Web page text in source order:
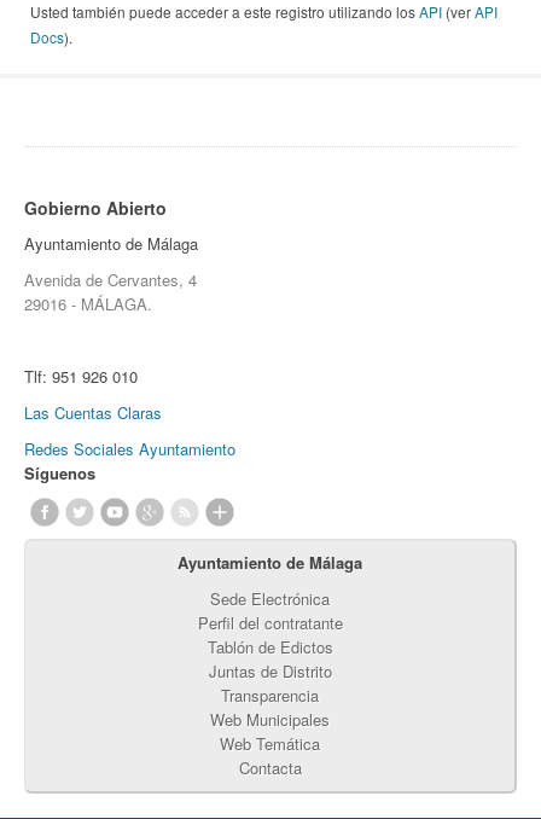
Usted también puede acceder a este registro utilizando losAPI (verAPI
Docs).
Gobierno Abierto
Ayuntamiento de Málaga
Avenida de Cervantes, 4
29016 - MÁLAGA.
Tlf: 951 926 010
Las Cuentas Claras
Redes Sociales Ayuntamiento
Síguenos
Ayuntamiento de Málaga
Sede Electrónica
Perfil del contratante
Tablón de Edictos
Juntas de Distrito
Transparencia
Web Municipales
Web Temática
Contacta